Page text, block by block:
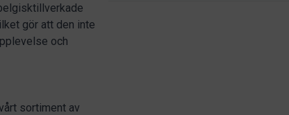
gör att den inte
och
sortiment av